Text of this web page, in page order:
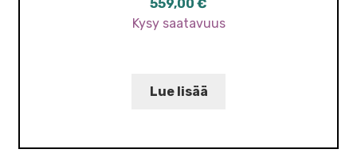
559,00 €
Kysy saatavuus
Lue lisää